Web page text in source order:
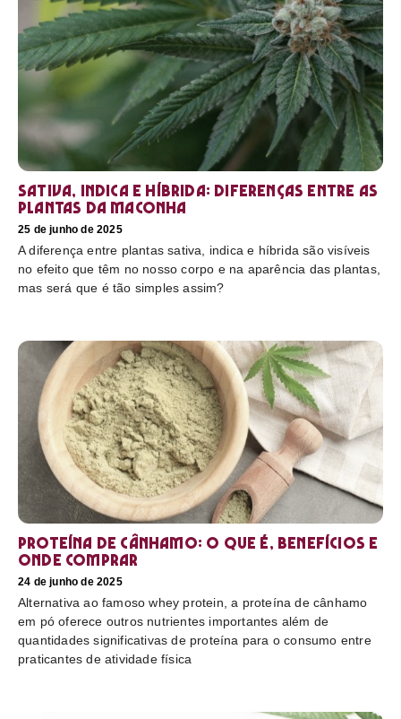
Sativa, Indica e Híbrida: diferenças entre as
plantas da maconha
25 de junho de 2025
A diferença entre plantas sativa, indica e híbrida são visíveis
no efeito que têm no nosso corpo e na aparência das plantas,
mas será que é tão simples assim?
Proteína de cânhamo: o que é, benefícios e
onde comprar
24 de junho de 2025
Alternativa ao famoso whey protein, a proteína de cânhamo
em pó oferece outros nutrientes importantes além de
quantidades significativas de proteína para o consumo entre
praticantes de atividade física